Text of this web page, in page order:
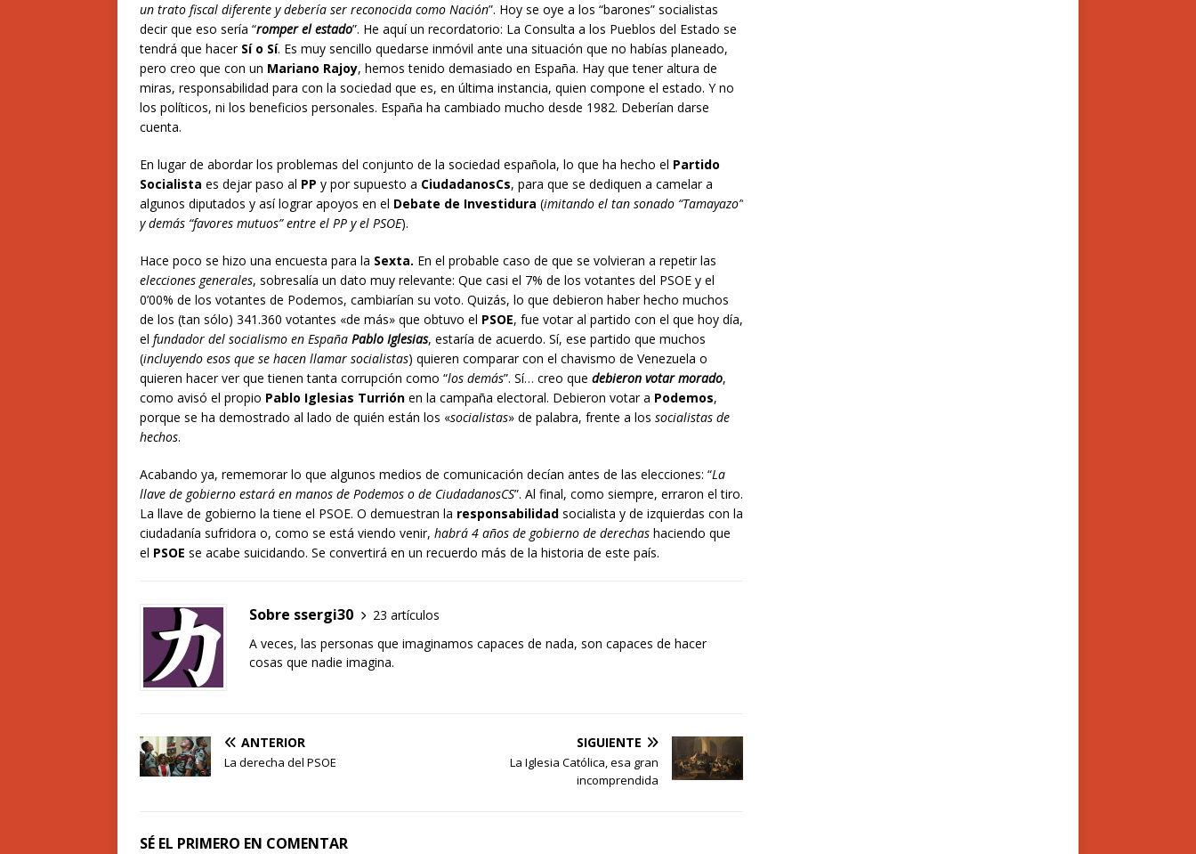
un trato fiscal diferente y debería ser reconocida como Nación”. Hoy se oye a los “barones” socialistas
decir que eso sería “romper el estado”. He aquí un recordatorio: La Consulta a los Pueblos del Estado se
tendrá que hacerSí o Sí. Es muy sencillo quedarse inmóvil ante una situación que no habías planeado,
pero creo que con un Mariano Rajoy, hemos tenido demasiado en España. Hay que tener altura de
miras, responsabilidad para con la sociedad que es, en última instancia, quien compone el estado. Y no
los políticos, ni los beneficios personales. España ha cambiado mucho desde 1982. Deberían darse
cuenta.
En lugar de abordar los problemas del conjunto de la sociedad española, lo que ha hecho el Partido
Socialista es dejar paso al PP y por supuesto a CiudadanosCs, para que se dediquen a camelar a
algunos diputados y así lograr apoyos en el Debate de Investidura (imitando el tan sonado “Tamayazo”
y demás “favores mutuos” entre el PP y el PSOE).
Hace poco se hizo una encuesta para la Sexta. En el probable caso de que se volvieran a repetir las
elecciones generales, sobresalía un dato muy relevante: Que casi el 7% de los votantes del PSOE y el
0’00% de los votantes de Podemos, cambiarían su voto. Quizás, lo que debieron haber hecho muchos
de los (tan sólo) 341.360 votantes «de más» que obtuvo el PSOE, fue votar al partido con el que hoy día,
el fundador del socialismo en España Pablo Iglesias, estaría de acuerdo. Sí, ese partido que muchos
(incluyendo esos que se hacen llamar socialistas) quieren comparar con el chavismo de Venezuela o
quieren hacer ver que tienen tanta corrupción como “los demás”. Sí… creo que debieron votar morado,
como avisó el propio Pablo Iglesias Turrión en la campaña electoral. Debieron votar a Podemos,
porque se ha demostrado al lado de quién están los «socialistas» de palabra, frente a los socialistas de
hechos.
Acabando ya, rememorar lo que algunos medios de comunicación decían antes de las elecciones: “La
llave de gobierno estará en manos de Podemos o de CiudadanosCS”. Al final, como siempre, erraron el tiro.
La llave de gobierno la tiene el PSOE. O demuestran la responsabilidad socialista y de izquierdas con la
ciudadanía sufridora o, como se está viendo venir, habrá 4 años de gobierno de derechas haciendo que
el PSOE se acabe suicidando. Se convertirá en un recuerdo más de la historia de este país.
Sobre ssergi30
23 artículos
A veces, las personas que imaginamos capaces de nada, son capaces de hacer
cosas que nadie imagina.
ANTERIOR
La derecha del PSOE
SIGUIENTE
La Iglesia Católica, esa gran
incomprendida
SÉ EL PRIMERO EN COMENTAR